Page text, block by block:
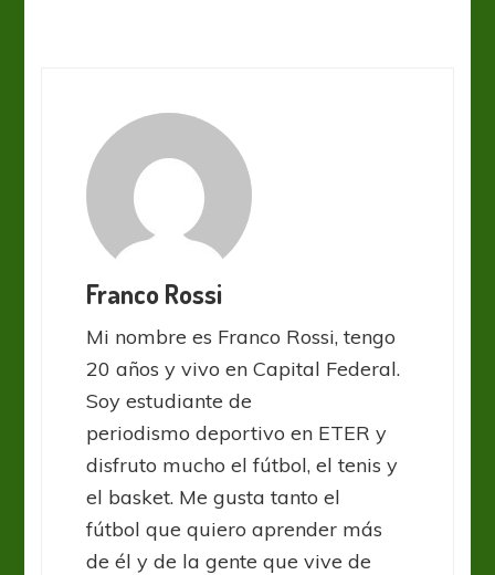
Franco Rossi
Mi nombre es Franco Rossi, tengo
20 años y vivo en Capital Federal.
Soy estudiante de
periodismo deportivo en ETER y
disfruto mucho el fútbol, el tenis y
el basket. Me gusta tanto el
fútbol que quiero aprender más
de él y de la gente que vive de